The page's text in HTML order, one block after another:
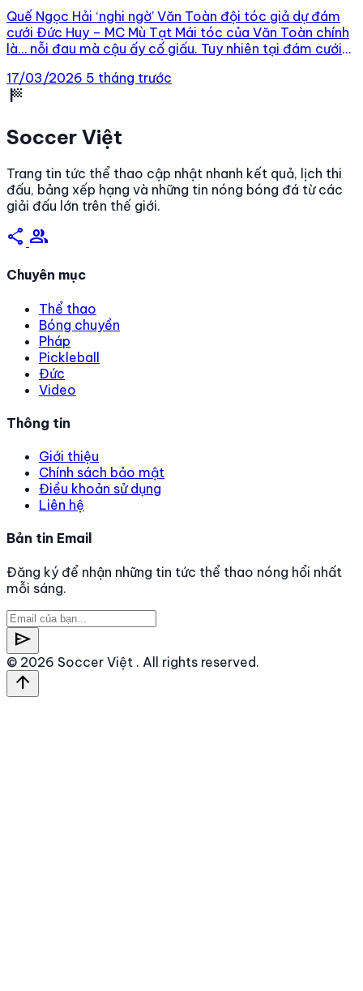
Quế Ngọc Hải ‘nghi ngờ’ Văn Toàn đội tóc giả dự đám
cưới Đức Huy – MC Mù Tạt Mái tóc của Văn Toàn chính
là… nỗi đau mà cậu ấy cố giấu. Tuy nhiên tại đám cưới
bạn 13:20 – 16/03/2026 Tags: […]
17/03/2026 5 tháng trước
sports_score
Soccer Việt
Trang tin tức thể thao cập nhật nhanh kết quả, lịch thi
đấu, bảng xếp hạng và những tin nóng bóng đá từ các
giải đấu lớn trên thế giới.
share group
Chuyên mục
Thể thao
Bóng chuyền
Pháp
Pickleball
Đức
Video
Thông tin
Giới thiệu
Chính sách bảo mật
Điều khoản sử dụng
Liên hệ
Bản tin Email
Đăng ký để nhận những tin tức thể thao nóng hổi nhất
mỗi sáng.
send
© 2026 Soccer Việt . All rights reserved.
arrow_upward